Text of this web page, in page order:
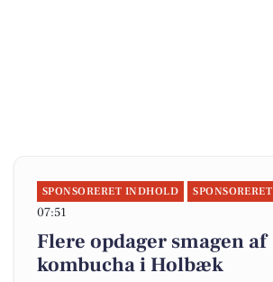
SPONSORERET INDHOLD SPONSORERET
07:51
Flere opdager smagen af
kombucha i Holbæk